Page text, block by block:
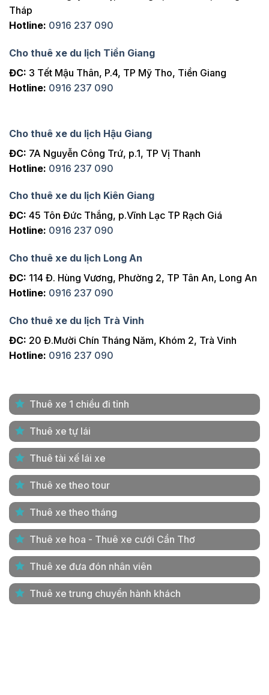
Tháp
Hotline: 0916 237 090
Cho thuê xe du lịch Tiền Giang
ĐC: 3 Tết Mậu Thân, P.4, TP Mỹ Tho, Tiền Giang
Hotline: 0916 237 090
Cho thuê xe du lịch Hậu Giang
ĐC: 7A Nguyễn Công Trứ, p.1, TP Vị Thanh
Hotline: 0916 237 090
Cho thuê xe du lịch Kiên Giang
ĐC: 45 Tôn Đức Thắng, p.Vĩnh Lạc TP Rạch Giá
Hotline: 0916 237 090
Cho thuê xe du lịch Long An
ĐC: 114 Đ. Hùng Vương, Phường 2, TP Tân An, Long An
Hotline: 0916 237 090
Cho thuê xe du lịch Trà Vinh
ĐC: 20 Đ.Mười Chín Tháng Năm, Khóm 2, Trà Vinh
Hotline: 0916 237 090
Thuê xe 1 chiều đi tỉnh
Thuê xe tự lái
Thuê tài xế lái xe
Thuê xe theo tour
Thuê xe theo tháng
Thuê xe hoa - Thuê xe cưới Cần Thơ
Thuê xe đưa đón nhân viên
Thuê xe trung chuyển hành khách